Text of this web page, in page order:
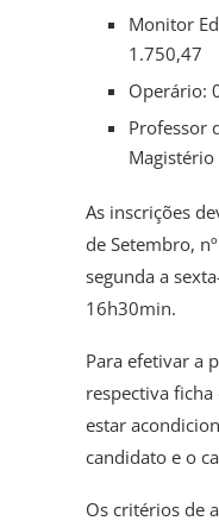
Monitor
1.750,47
Operário:
Professor
Magistério
As inscrições
de Setembro,
segunda a
16h30min.
Para efetivar a
respectiva
estar
candidato e o
Os critérios de